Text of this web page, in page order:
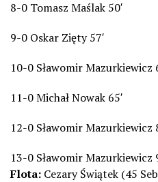
8-0 Tomasz Maślak 50′
9-0 Oskar Zięty 57′
10-0 Sławomir Mazurkiewicz
11-0 Michał Nowak 65′
12-0 Sławomir Mazurkiewicz
13-0 Sławomir Mazurkiewicz
Flota: Cezary Świątek (45